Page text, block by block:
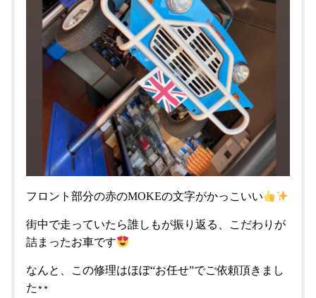
フロント部分の赤のMOKEの文字がかっこいい
街中で走っていたら誰しもが振り返る、こだわりが
詰まったお車です
なんと、この修理はほぼ“お任せ”でご依頼頂きまし
た